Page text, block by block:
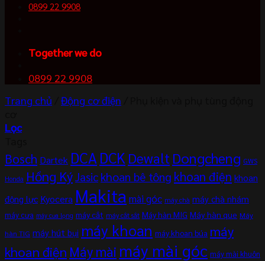
0899 22 9908
Together we do
0899 22 9908
Trang chủ
Động cơ điện
Lọc
Bosch Dartek DCA DCK Dewalt Dongcheng GWS
Honda Hồng Ký Jasic khoan bê tông khoan điện khoan
động lực Kyocera Makita mài góc máy chà máy chà nhám
máy cưa máy cưa lọng máy cắt máy cắt sắt Máy hàn MIG Máy hàn que Máy
hàn TIG máy hút bụi máy khoan máy khoan búa máy
khoan điện Máy mài máy mài góc máy mài khuôn